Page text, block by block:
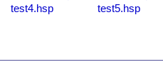
test4.hsp
test5.hsp